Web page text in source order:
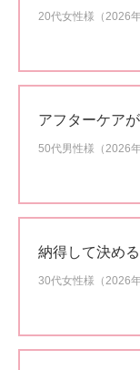
20代女性様（2026
アフターケア
50代男性様（2026
納得して決め
30代女性様（2026